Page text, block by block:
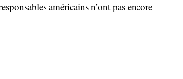
américains n’ont pas encore